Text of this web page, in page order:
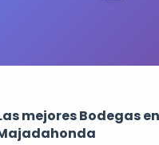
mejores Bodegas en